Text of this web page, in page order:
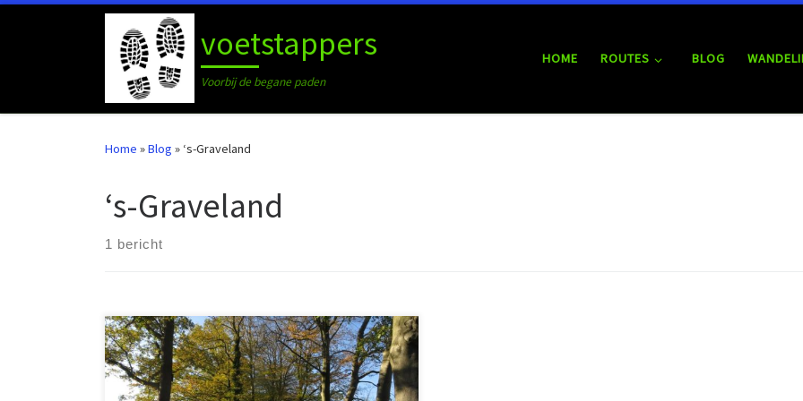
voetstappers
Voorbij de begane paden
HOME ROUTES BLOG
Home »Blog » ‘s-Graveland
‘s-Graveland
1 bericht
Op zondag 3 november haalde ik mijn zoon Lucas op
in Almere om te gaan wandelen. Het doel was dit keer